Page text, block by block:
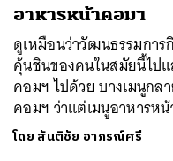
อาหารหน้าคอมฯ
ดูเหมือนว่าวัฒนธรรมการ
คุ้นชินของคนในสมัยนี้ไป
คอมฯ ไปด้วย บางเมนูกล
คอมฯ ว่าแต่เมนูอาหารห
โดย สันติชัย อาภรณ์ศรี